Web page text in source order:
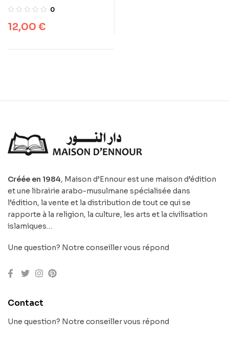
philosophie islamique
0
12,00 €
Créée en 1984, Maison d’Ennour est une maison d’édition
et une librairie arabo-musulmane spécialisée dans
l’édition, la vente et la distribution de tout ce qui se
rapporte à la religion, la culture, les arts et la civilisation
islamiques…
Une question? Notre conseiller vous répond
Contact
Une question? Notre conseiller vous répond